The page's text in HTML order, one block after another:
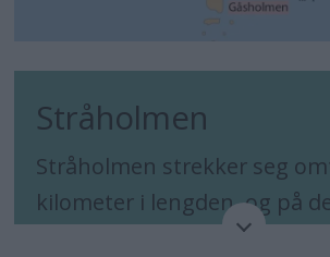
Stråholmen
Stråholmen strekker seg
kilometer i lengden, og på
er øya to kilometer.